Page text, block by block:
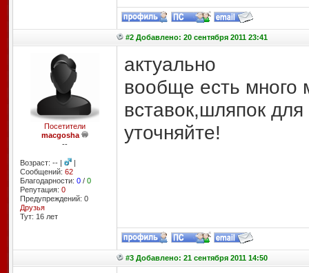
#2 Добавлено: 20 сентября 2011 23:41
Посетители
macgosha
--
Возраст: -- |
|
Сообщений: 62
Благодарности: 0/ 0
Репутация: 0
Предупреждений: 0
Друзья
Тут: 16 лет
актуально
вообще есть много
вставок,шляпок
уточняйте!
#3 Добавлено: 21 сентября 2011 14:50